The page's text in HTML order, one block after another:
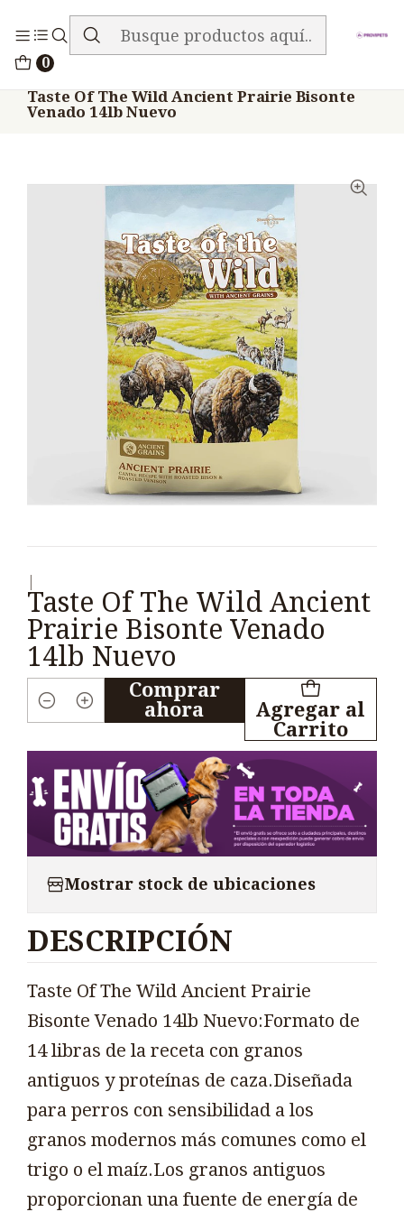
0
ENVIO GRATIS EN TODA LA TIENDA
Inicio
Taste Of The Wild Ancient Prairie Bisonte
Venado 14lb Nuevo
Taste Of The Wild Ancient
Prairie Bisonte Venado
14lb Nuevo
Cantidad
Agregar al
Carrito
Comprar
ahora
Mostrar stock de ubicaciones
DESCRIPCIÓN
Taste Of The Wild Ancient Prairie
Bisonte Venado 14lb Nuevo:Formato de
14 libras de la receta con granos
antiguos y proteínas de caza.Diseñada
para perros con sensibilidad a los
granos modernos más comunes como el
trigo o el maíz.Los granos antiguos
proporcionan una fuente de energía de